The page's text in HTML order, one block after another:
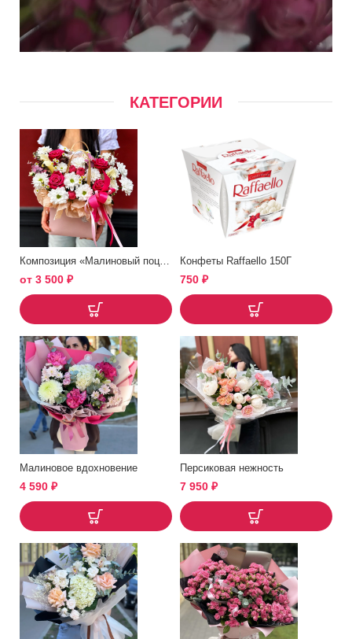
КАТЕГОРИИ
от 3 500 ₽
Конфеты Raffaello 150Г
750 ₽
Малиновое вдохновение
4 590 ₽
Персиковая нежность
7 950 ₽